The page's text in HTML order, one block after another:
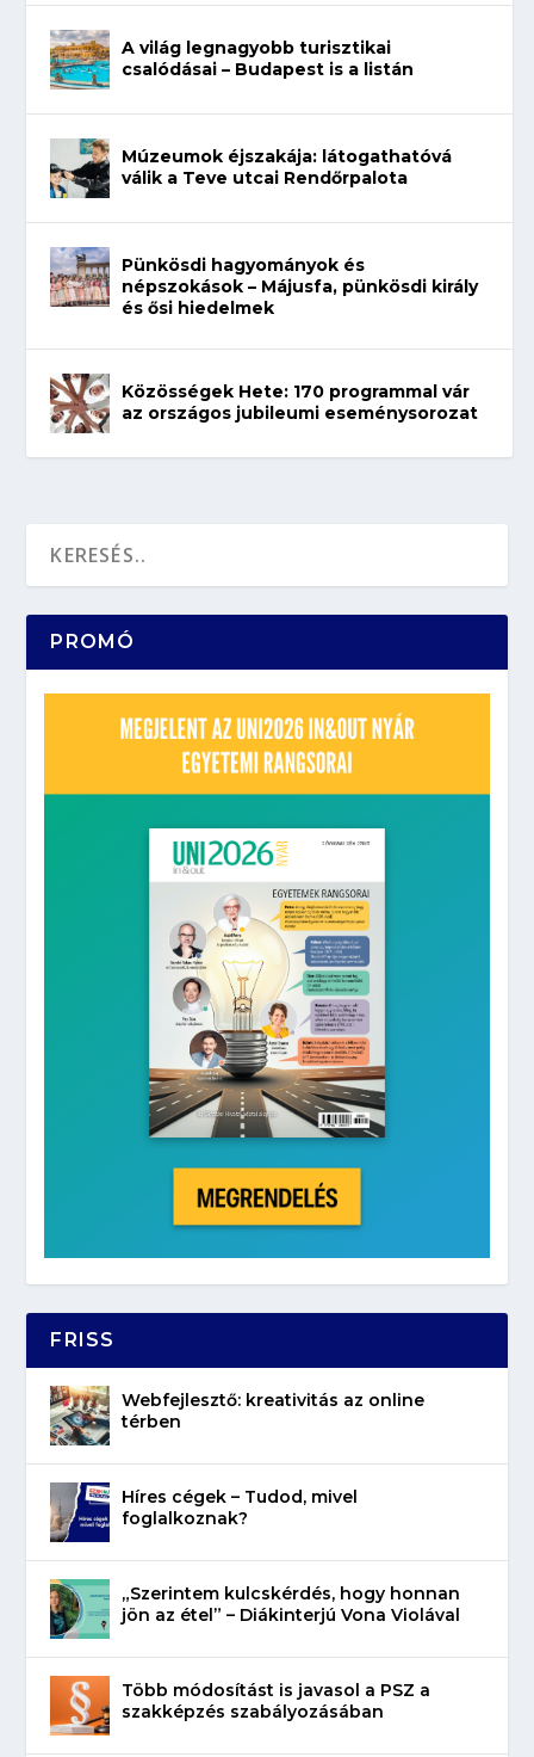
A világ legnagyobb turisztikai
csalódásai – Budapest is a listán
Múzeumok éjszakája: látogathatóvá
válik a Teve utcai Rendőrpalota
Pünkösdi hagyományok és
népszokások – Májusfa, pünkösdi király
és ősi hiedelmek
Közösségek Hete: 170 programmal vár
az országos jubileumi eseménysorozat
PROMÓ
FRISS
Webfejlesztő: kreativitás az online
térben
Híres cégek – Tudod, mivel
foglalkoznak?
„Szerintem kulcskérdés, hogy honnan
jön az étel” – Diákinterjú Vona Violával
Több módosítást is javasol a PSZ a
szakképzés szabályozásában